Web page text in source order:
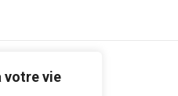
votre vie